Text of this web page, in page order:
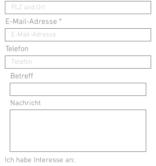
E-Mail-Adresse
Telefon
Betreff
Nachricht
Ich habe Interesse an: